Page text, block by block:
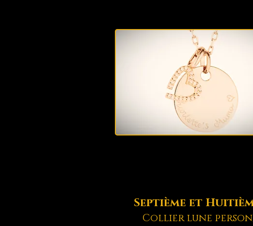
Septième et
Collier lune